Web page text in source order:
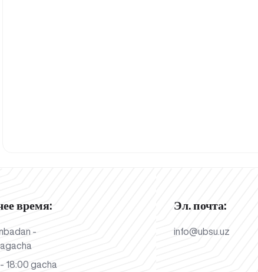
время:
-
18:00 gacha
Эл. почта:
info@ubsu.uz